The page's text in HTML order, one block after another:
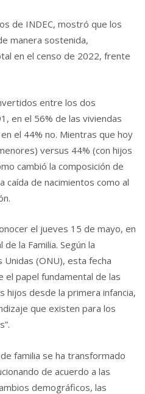
de INDEC, mostró que los
manera sostenida,
en el censo de 2022, frente
entre los dos
en el 56% de las viviendas
el 44% no. Mientras que hoy
versus 44% (con hijos
cambió la composición de
caída de nacimientos como al
el jueves 15 de mayo, en
la Familia. Según la
Unidas (ONU), esta fecha
el papel fundamental de las
hijos desde la primera infancia,
que existen para los
familia se ha transformado
de acuerdo a las
demográficos, las